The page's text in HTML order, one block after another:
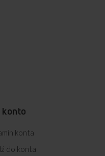
konto
konta
do konta